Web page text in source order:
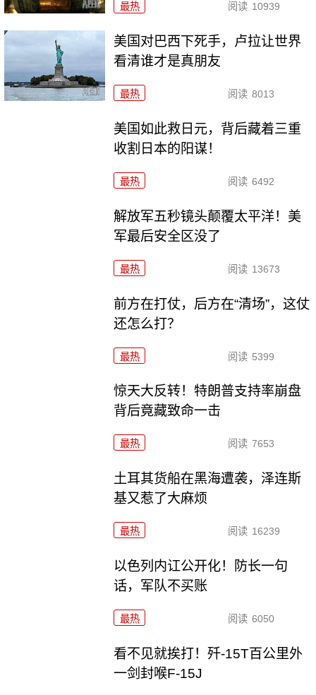
最热 阅读 10939
美国对巴西下死手，卢拉让世界
看清谁才是真朋友
最热 阅读 8013
美国如此救日元，背后藏着三重
收割日本的阳谋！
最热 阅读 6492
解放军五秒镜头颠覆太平洋！美
军最后安全区没了
最热 阅读 13673
前方在打仗，后方在“清场”，这仗
还怎么打？
最热 阅读 5399
惊天大反转！特朗普支持率崩盘
背后竟藏致命一击
最热 阅读 7653
土耳其货船在黑海遭袭，泽连斯
基又惹了大麻烦
最热 阅读 16239
以色列内讧公开化！防长一句
话，军队不买账
最热 阅读 6050
看不见就挨打！歼-15T百公里外
一剑封喉F-15J